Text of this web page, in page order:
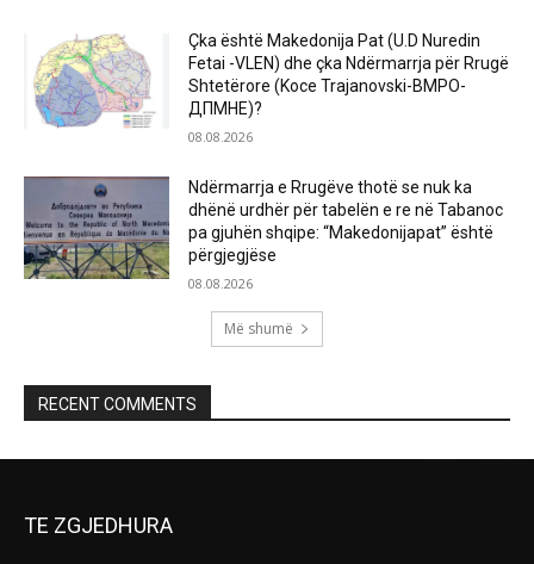
Çka është Makedonija Pat (U.D Nuredin
Fetai -VLEN) dhe çka Ndërmarrja për Rrugë
Shtetërore (Koce Trajanovski-ВМРО-
ДПМНЕ)?
08.08.2026
Ndërmarrja e Rrugëve thotë se nuk ka
dhënë urdhër për tabelën e re në Tabanoc
pa gjuhën shqipe: “Makedonijapat” është
përgjegjëse
08.08.2026
Më shumë
RECENT COMMENTS
TE ZGJEDHURA